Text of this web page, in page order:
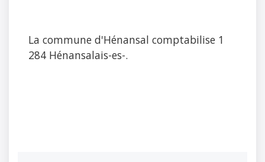
La commune d'Hénansal comptabilise 1
284 Hénansalais-es-.